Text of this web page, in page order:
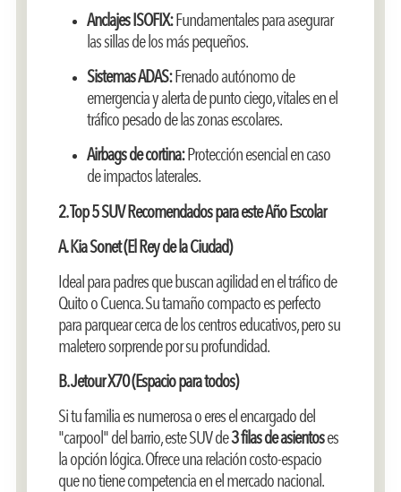
Anclajes ISOFIX:Fundamentales para asegurar
las sillas de los más pequeños.
Sistemas ADAS:Frenado autónomo de
emergencia y alerta de punto ciego, vitales en el
tráfico pesado de las zonas escolares.
Airbags de cortina:Protección esencial en caso
de impactos laterales.
2. Top 5 SUV Recomendados para este Año Escolar
A. Kia Sonet (El Rey de la Ciudad)
Ideal para padres que buscan agilidad en el tráfico de
Quito o Cuenca. Su tamaño compacto es perfecto
para parquear cerca de los centros educativos, pero su
maletero sorprende por su profundidad.
B. Jetour X70 (Espacio para todos)
Si tu familia es numerosa o eres el encargado del
"carpool" del barrio, este SUV de3 filas de asientoses
la opción lógica. Ofrece una relación costo-espacio
que no tiene competencia en el mercado nacional.